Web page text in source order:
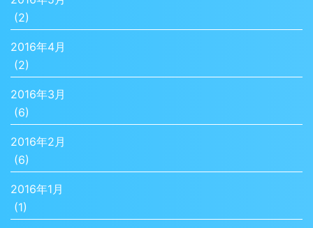
(2)
2016年4月
(2)
2016年3月
(6)
2016年2月
(6)
2016年1月
(1)